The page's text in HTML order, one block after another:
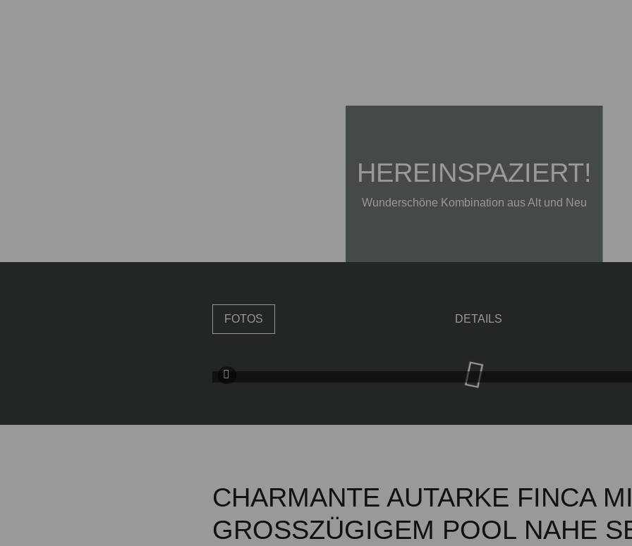
HEREINSPAZIERT!
Wunderschöne Kombination aus Alt und Neu
FOTOS DETAILS
CHARMANTE AUTARKE FINCA
GROSSZÜGIGEM POOL NAHE